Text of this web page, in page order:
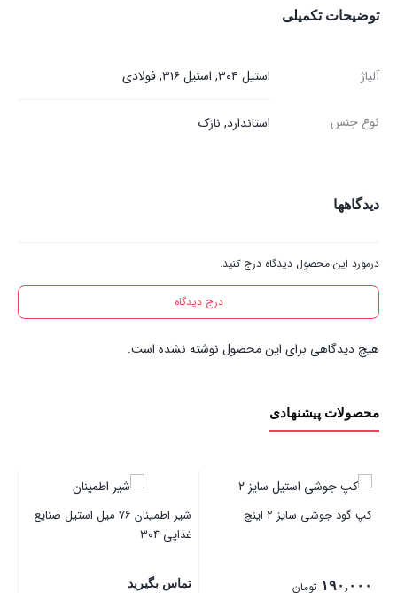
توضیحات تکمیلی
آلیاژ استیل ۳۰۴, استیل ۳۱۶, فولادی
نوع جنس استاندارد, نازک
دیدگاهها
درمورد این محصول دیدگاه درج کنید.
درج دیدگاه
هیچ دیدگاهی برای این محصول نوشته نشده است.
محصولات پیشنهادی
کپ گود جوشی سایز ۲ اینچ
۱۹۰,۰۰۰ تومان
شیر اطمینان ۷۶ میل استیل صنایع
غذایی ۳۰۴
تماس بگیرید